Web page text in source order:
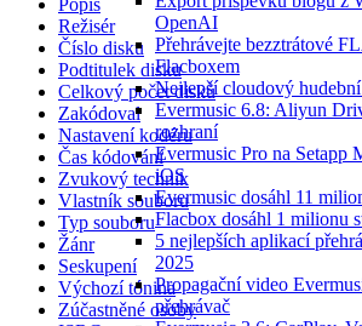
OpenAI
Přehrávejte bezztrátové
Flacboxem
Nejlepší cloudový
Evermusic 6.8: Aliyun
rozhraní
Evermusic Pro na Setapp
iOS
Evermusic dosáhl 11
Flacbox dosáhl 1 milionu
5 nejlepších aplikací
2025
Propagační video
přehrávač
Popis
Režisér
Číslo disku
Podtitulek disku
Celkový počet disků
Zakódoval
Nastavení kodéru
Čas kódování
Zvukový technik
Vlastník souboru
Typ souboru
Žánr
Seskupení
Výchozí tónina
Zúčastněné osoby